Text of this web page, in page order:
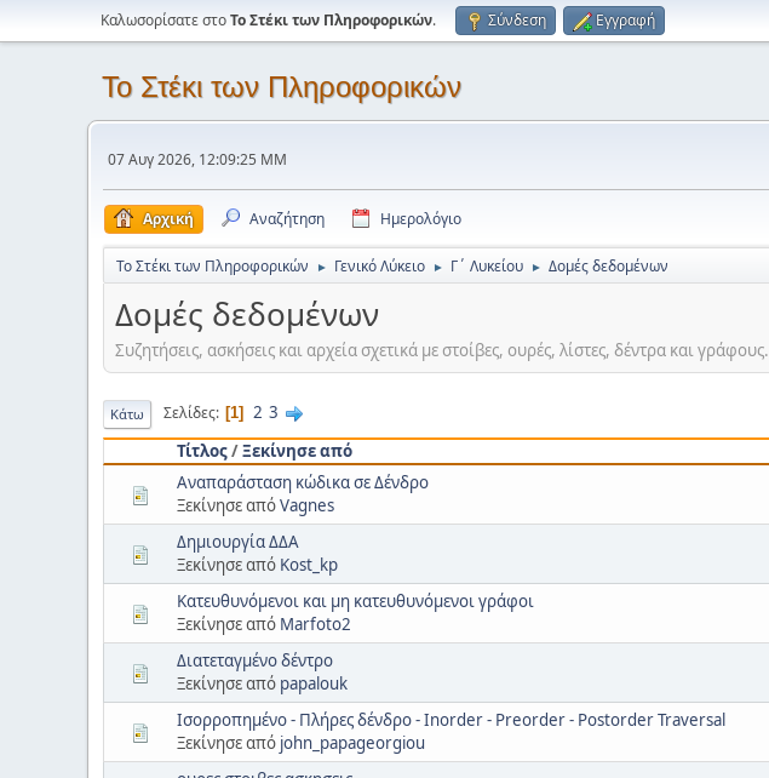
Καλωσορίσατε στοΤο Στέκι των Πληροφορικών. Σύνδεση Εγγραφή
Το Στέκι των Πληροφορικών
07 Αυγ 2026, 12:09:25 ΜΜ
Αρχική Αναζήτηση Ημερολόγιο
Το Στέκι των Πληροφορικών ► Γενικό Λύκειο ► Γ΄ Λυκείου ► Δομές δεδομένων
Δομές δεδομένων
Συζητήσεις, ασκήσεις και αρχεία σχετικά με στοίβες, ουρές, λίστες, δέντρα και γράφους.
Κάτω Σελίδες 1 2 3
Τίτλος/Ξεκίνησε από
Αναπαράσταση κώδικα σε Δένδρο
Ξεκίνησε απόVagnes
Δημιουργία ΔΔΑ
Ξεκίνησε από Kost_kp
Κατευθυνόμενοι και μη κατευθυνόμενοι γράφοι
Ξεκίνησε από Marfoto2
Διατεταγμένο δέντρο
Ξεκίνησε από papalouk
Ισορροπημένο - Πλήρες δένδρο - Inorder - Preorder - Postorder Traversal
Ξεκίνησε από john_papageorgiou